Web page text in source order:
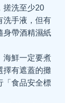
搓洗至少20
洗手液，但有
身帶酒精濕紙
海鮮一定要煮
擇有遮蓋的攤
「食品安全標